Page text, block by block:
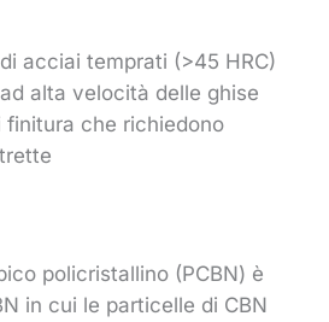
acciai temprati (>45 HRC)
alta velocità delle ghise
finitura che richiedono
policristallino (PCBN) è
in cui le particelle di CBN